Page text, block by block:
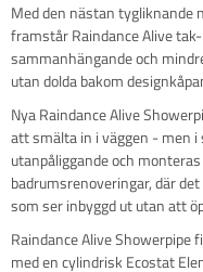
Med den nästan tygliknande
framstår Raindance Alive
sammanhängande och
utan dolda bakom
Nya Raindance Alive
att smälta in i väggen - men
utanpåliggande och
badrumsrenoveringar, där
som ser inbyggd ut utan att
Raindance Alive
med en cylindrisk Ecostat